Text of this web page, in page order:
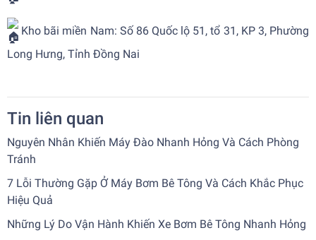
Kho bãi miền Nam: Số 86 Quốc lộ 51, tổ 31, KP 3, Phường
Long Hưng, Tỉnh Đồng Nai
Tin liên quan
Nguyên Nhân Khiến Máy Đào Nhanh Hỏng Và Cách Phòng
Tránh
7 Lỗi Thường Gặp Ở Máy Bơm Bê Tông Và Cách Khắc Phục
Hiệu Quả
Những Lý Do Vận Hành Khiến Xe Bơm Bê Tông Nhanh Hỏng